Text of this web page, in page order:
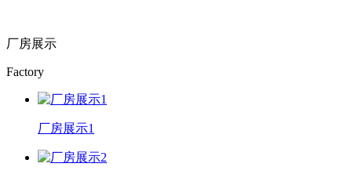
厂房展示
Factory
厂房展示1